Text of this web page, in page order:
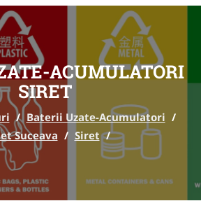
ACUMULATORI
SIRET
/ Baterii Uzate-Acumulatori /
Suceava / Siret /